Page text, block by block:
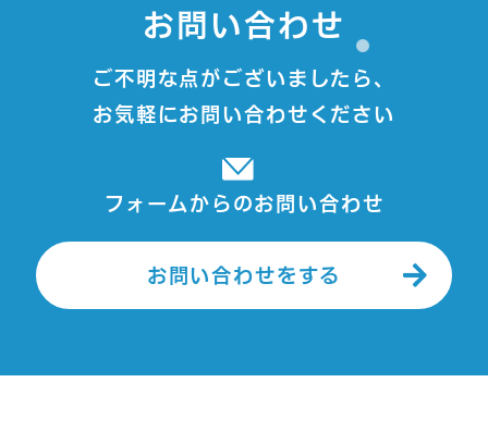
お問い合わせ
ご不明な点がございましたら、
お気軽にお問い合わせください
フォームからのお問い合わせ
お問い合わせをする